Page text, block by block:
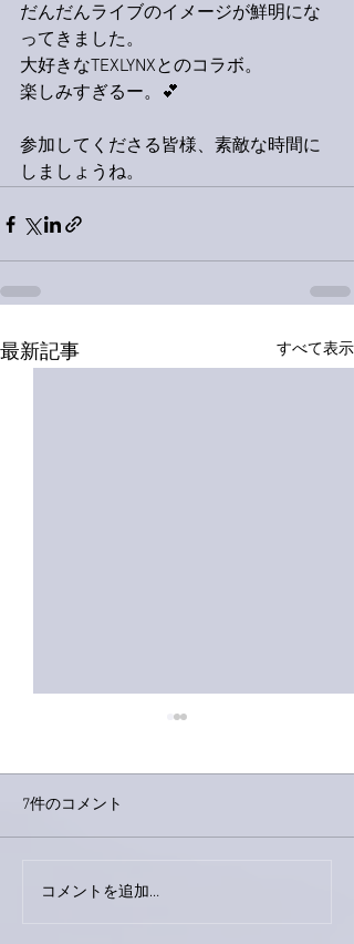
だんだんライブのイメージが鮮明にな
ってきました。
大好きなTEXLYNXとのコラボ。
楽しみすぎるー。💕
参加してくださる皆様、素敵な時間に
しましょうね。
最新記事 すべて表示
巨大なイタチきゅうり。
7件のコメント
コメントを追加…